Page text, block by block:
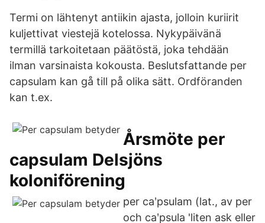
Termi on lähtenyt antiikin ajasta, jolloin kuriirit
kuljettivat viestejä kotelossa. Nykypäivänä
termillä tarkoitetaan päätöstä, joka tehdään
ilman varsinaista kokousta. Beslutsfattande per
capsulam kan gå till på olika sätt. Ordföranden
kan t.ex.
Årsmöte per
capsulam Delsjöns
koloniförening
per caʹpsulam (lat., av per
och caʹpsula 'liten ask eller